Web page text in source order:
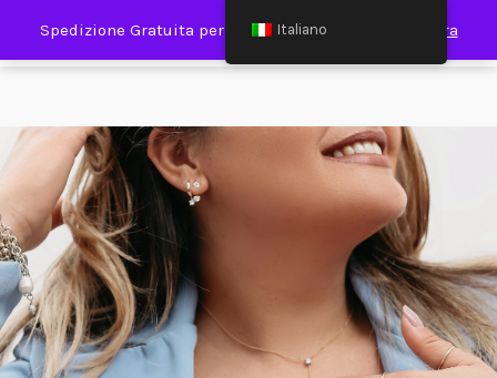
Spedizione Gratuita per Spesa Minima €120,00 Ignora
Italiano